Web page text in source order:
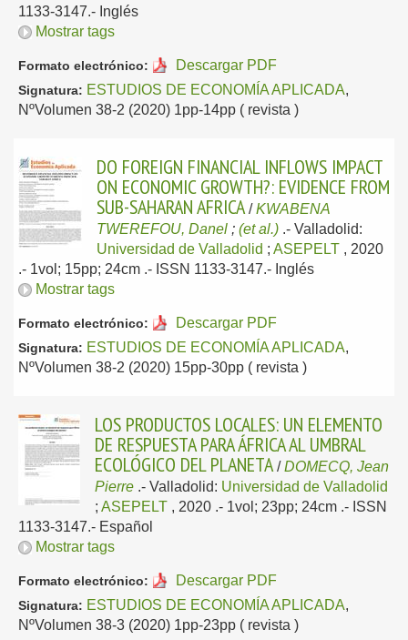
1133-3147.- Inglés
Mostrar tags
Formato electrónico: Descargar PDF
Signatura: ESTUDIOS DE ECONOMÍA APLICADA,
NºVolumen 38-2 (2020) 1pp-14pp ( revista )
DO FOREIGN FINANCIAL INFLOWS IMPACT
ON ECONOMIC GROWTH?: EVIDENCE FROM
SUB-SAHARAN AFRICA /KWABENA
TWEREFOU, Danel ; (et al.) .- Valladolid:
Universidad de Valladolid ; ASEPELT , 2020
.- 1vol; 15pp; 24cm .- ISSN 1133-3147.- Inglés
Mostrar tags
Formato electrónico: Descargar PDF
Signatura: ESTUDIOS DE ECONOMÍA APLICADA,
NºVolumen 38-2 (2020) 15pp-30pp ( revista )
LOS PRODUCTOS LOCALES: UN ELEMENTO
DE RESPUESTA PARA ÁFRICA AL UMBRAL
ECOLÓGICO DEL PLANETA /DOMECQ, Jean
Pierre .- Valladolid: Universidad de Valladolid
; ASEPELT , 2020 .- 1vol; 23pp; 24cm .- ISSN
1133-3147.- Español
Mostrar tags
Formato electrónico: Descargar PDF
Signatura: ESTUDIOS DE ECONOMÍA APLICADA,
NºVolumen 38-3 (2020) 1pp-23pp ( revista )